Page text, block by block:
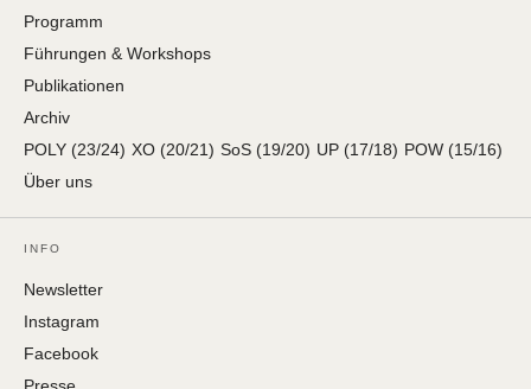
Programm
Führungen & Workshops
Publikationen
Archiv
POLY (23/24) XO (20/21) SoS (19/20) UP (17/18) POW (15/16)
Über uns
INFO
Newsletter
Instagram
Facebook